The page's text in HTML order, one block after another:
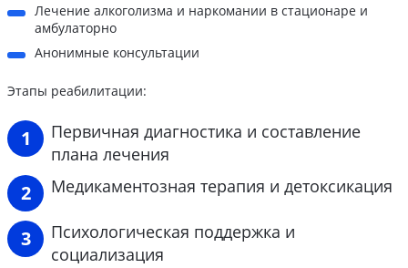
Лечение алкоголизма и наркомании в стационаре и
амбулаторно
Анонимные консультации
Этапы реабилитации:
Первичная диагностика и составление
плана лечения
Медикаментозная терапия и детоксикация
Психологическая поддержка и
социализация